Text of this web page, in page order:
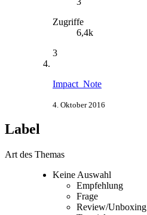
Zugriffe
6,4k
3
Impact_Note
4. Oktober 2016
Label
Art des Themas
Keine Auswahl
Empfehlung
Frage
Review/Unboxing